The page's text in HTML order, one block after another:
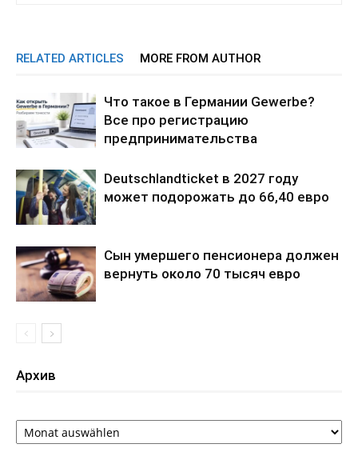
RELATED ARTICLES MORE FROM AUTHOR
Что такое в Германии Gewerbe?
Все про регистрацию
предпринимательства
Deutschlandticket в 2027 году
может подорожать до 66,40 евро
Сын умершего пенсионера должен
вернуть около 70 тысяч евро
Архив
Архив